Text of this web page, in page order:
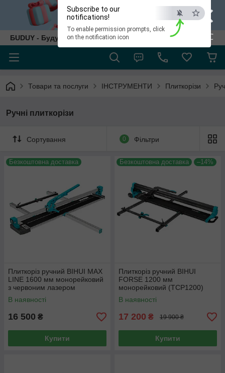
×
ESC
Subscribe to our
notifications!
To enable permission prompts, click
on the notification icon
БUDUY - Будуй як собі!
Товари та послуги ІНСТРУМЕНТИ Плиткорізи
Ручні плиткорізи
Сортування 0 Фільтри
Безкоштовна доставка
Плиткоріз ручний BIHUI MAX
LINE 1600 мм монорейковий
з червоним лазером
(TCS1600)
В наявності
16 500 ₴
Купити
Безкоштовна доставка –14%
Плиткоріз ручний BIHUI
FORSE 1200 мм
монорейковий (TCP1200)
В наявності
17 200 ₴ 19 900 ₴
Купити